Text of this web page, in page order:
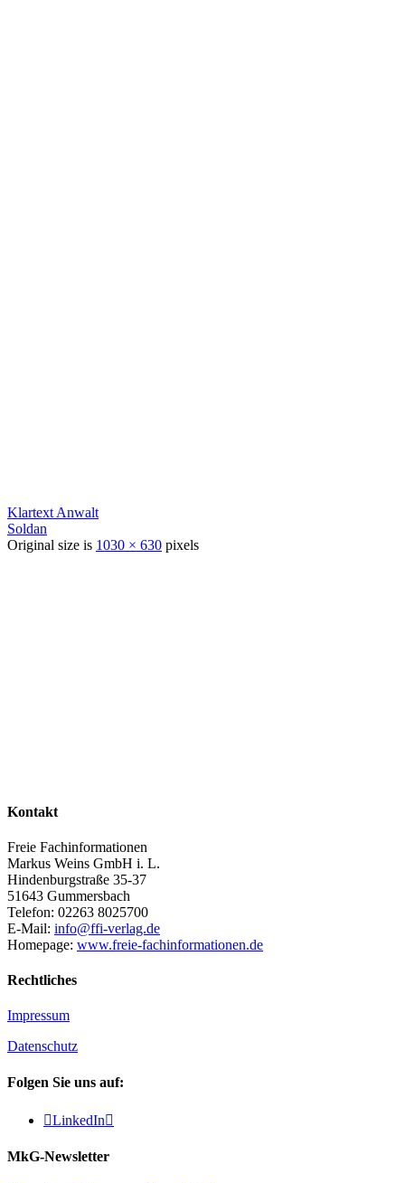
Klartext Anwalt
Soldan
Original size is 1030 × 630 pixels
Kontakt
Freie Fachinformationen
Markus Weins GmbH i. L.
Hindenburgstraße 35-37
51643 Gummersbach
Telefon: 02263 8025700
E-Mail: info@ffi-verlag.de
Homepage: www.freie-fachinformationen.de
Rechtliches
Impressum
Datenschutz
Folgen Sie uns auf:
LinkedIn
MkG-Newsletter